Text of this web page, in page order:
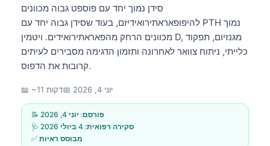
סידן נמוך יחד עם פוספט גבוה מכוונים
להיפופאראתירואידיזם, בעוד שסידן גבוה יחד עם PTH נמוך
מכוונים הרחק מהפאראתירואידים. ויטמין D, מגנזיום, תפקוד
כלייתי, ניתוח צוואר לאחרונה ותזמון הדגימה מסבירים לעיתים
קרובות את הדפוס.
📖 ~11 דקות📅 יוני 4, 2026
📝 פורסם: יוני 4, 2026
🩺 סקירה רפואית: 4 ביולי 2026
✅ מבוסס ראיות